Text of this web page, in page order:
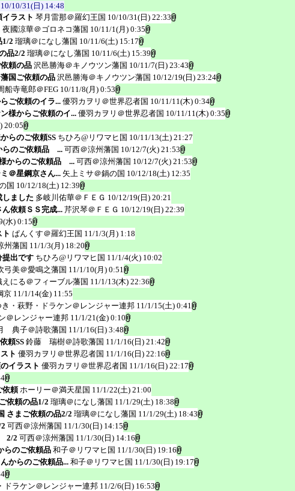
10/10/31(日) 14:48
ラスト 琴月雷那＠羅幻王国 10/10/31(日) 22:33
夜國涼華＠ゴロネコ藩国 10/11/1(月) 0:35
1/2 瑠璃＠になし藩国 10/11/6(土) 15:17
品2/2 瑠璃＠になし藩国 10/11/6(土) 15:39
頼の品 沢邑勝海＠キノウツン藩国 10/11/7(日) 23:43
国ご依頼の品 沢邑勝海＠キノウツン藩国 10/12/19(日) 23:24
船寺竜郎＠FEG 10/11/8(月) 0:53
ご依頼のイラ... 優羽カヲリ＠世界忍者国 10/11/11(木) 0:34
様からご依頼のイ... 優羽カヲリ＠世界忍者国 10/11/11(木) 0:35
20:05
らのご依頼SS ちひろ@リワマヒ国 10/11/13(土) 21:27
らのご依頼品 ...可西＠涼州藩国 10/12/7(火) 21:53
からのご依頼品 ... 可西＠涼州藩国 10/12/7(火) 21:53
＠星鋼京さん... 矢上ミサ＠鍋の国 10/12/18(土) 12:35
国 10/12/18(土) 12:39
しました 多岐川佑華＠ＦＥＧ 10/12/19(日) 20:21
依頼ＳＳ完成... 芹沢琴＠ＦＥＧ 10/12/19(日) 22:39
水) 0:15
ぱんくす＠羅幻王国 11/1/3(月) 1:18
州藩国 11/1/3(月) 18:20
提出です ちひろ@リワマヒ国 11/1/4(火) 10:02
弓美＠愛鳴之藩国 11/1/10(月) 0:51
えにる＠フィーブル藩国 11/1/13(木) 22:36
京 11/1/14(金) 11:55
き・萩野・ドラケン＠レンジャー連邦 11/1/15(土) 0:41
＠レンジャー連邦 11/1/21(金) 0:10
典子＠詩歌藩国 11/1/16(日) 3:48
頼SS 鈴藤 瑞樹＠詩歌藩国 11/1/16(日) 21:42
ト 優羽カヲリ＠世界忍者国 11/1/16(日) 22:16
イラスト 優羽カヲリ＠世界忍者国 11/1/16(日) 22:17
依頼 ホーリー＠満天星国 11/1/22(土) 21:00
依頼の品1/2 瑠璃＠になし藩国 11/1/29(土) 18:38
さまご依頼の品2/2 瑠璃＠になし藩国 11/1/29(土) 18:43
可西＠涼州藩国 11/1/30(日) 14:15
2/2 可西＠涼州藩国 11/1/30(日) 14:16
らのご依頼品 和子＠リワマヒ国 11/1/30(日) 19:16
からのご依頼品... 和子＠リワマヒ国 11/1/30(日) 19:17
ドラケン＠レンジャー連邦 11/2/6(日) 16:53